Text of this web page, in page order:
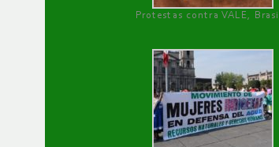
Protestas contra VALE, Brasil